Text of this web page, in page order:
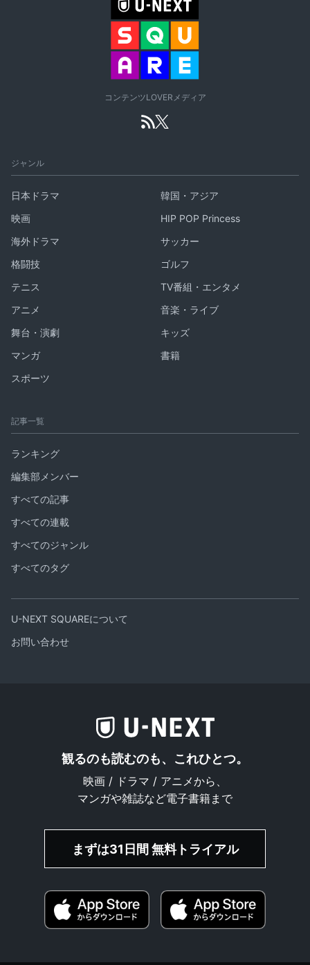
コンテンツLOVERメディア
ジャンル
日本ドラマ
韓国・アジア
映画
HIP POP Princess
海外ドラマ
サッカー
格闘技
ゴルフ
テニス
TV番組・エンタメ
アニメ
音楽・ライブ
舞台・演劇
キッズ
マンガ
書籍
スポーツ
記事一覧
ランキング
編集部メンバー
すべての記事
すべての連載
すべてのジャンル
すべてのタグ
U-NEXT SQUAREについて
お問い合わせ
観るのも読むのも、これひとつ。
映画 / ドラマ / アニメから、
マンガや雑誌など電子書籍まで
まずは31日間 無料トライアル